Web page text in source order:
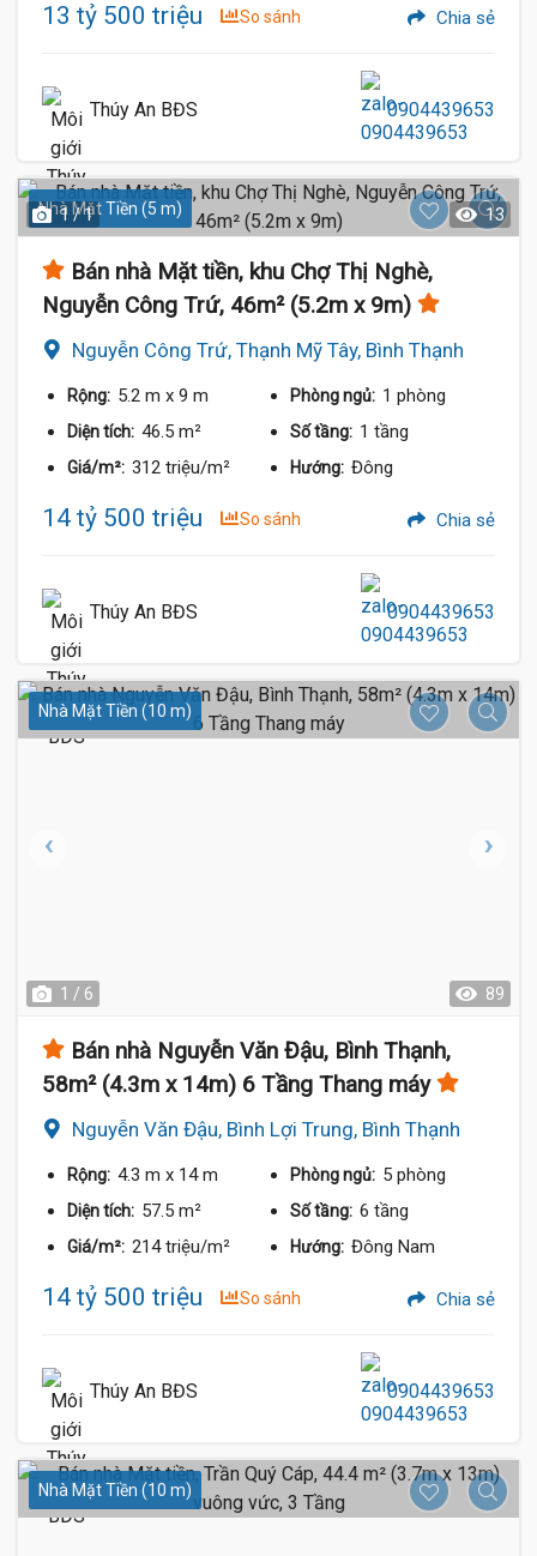
13 tỷ 500 triệu So sánh Chia sẻ
Thúy An BĐS 0904439653
Nhà Mặt Tiền (5 m)
1 / 1 13
Bán nhà Mặt tiền, khu Chợ Thị Nghè,
Nguyễn Công Trứ, 46m² (5.2m x 9m)
Nguyễn Công Trứ, Thạnh Mỹ Tây, Bình Thạnh
Rộng: 5.2 m x 9 m Phòng ngủ: 1 phòng
Diện tích: 46.5 m² Số tầng: 1 tầng
Giá/m²: 312 triệu/m² Hướng: Đông
14 tỷ 500 triệu So sánh Chia sẻ
Thúy An BĐS 0904439653
Nhà Mặt Tiền (10 m)
1 / 6 89
Bán nhà Nguyễn Văn Đậu, Bình Thạnh,
58m² (4.3m x 14m) 6 Tầng Thang máy
Nguyễn Văn Đậu, Bình Lợi Trung, Bình Thạnh
Rộng: 4.3 m x 14 m Phòng ngủ: 5 phòng
Diện tích: 57.5 m² Số tầng: 6 tầng
Giá/m²: 214 triệu/m² Hướng: Đông Nam
14 tỷ 500 triệu So sánh Chia sẻ
Thúy An BĐS 0904439653
Nhà Mặt Tiền (10 m)